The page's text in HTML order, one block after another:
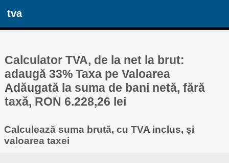
tva
Calculator TVA, de la net la brut:
adaugă 33% Taxa pe Valoarea
Adăugată la suma de bani netă, fără
taxă, RON 6.228,26 lei
Calculează suma brută, cu TVA inclus, și
valoarea taxei